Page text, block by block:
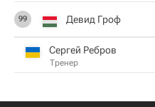
99 Девид Гроф
Сергей Ребров
Тренер